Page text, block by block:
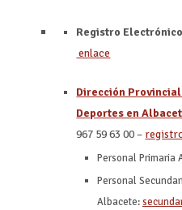
Registro
enlace
Dirección
Deportes en
967 59 63 00 –
Personal Primaria
Personal
Albacete: